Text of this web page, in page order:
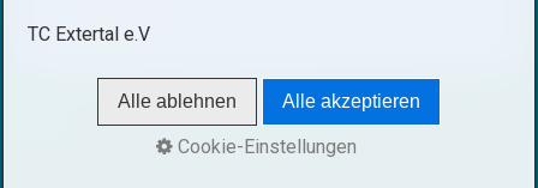
Startseite Aktuelles Kontakt
Impressum
Datenschutz
TC Extertal e.V
Alle ablehnen Alle akzeptieren
Cookie-Einstellungen